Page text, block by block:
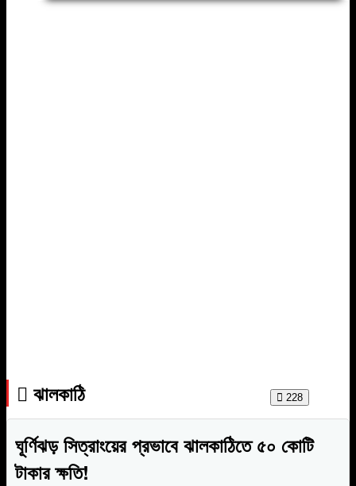
ঝালকাঠি 228
ঘূর্ণিঝড় সিত্রাংয়ের প্রভাবে ঝালকাঠিতে ৫০ কোটি
টাকার ক্ষতি!